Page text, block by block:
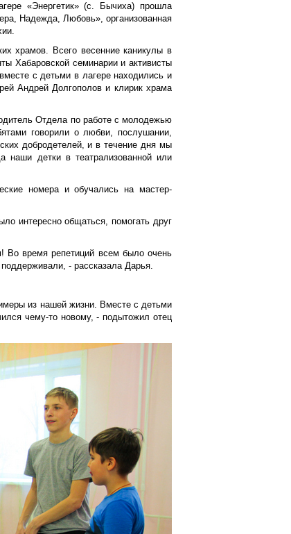
«Энергетик» (с. Бычиха) прошла
Надежда, Любовь», организованная
храмов. Всего весенние каникулы в
Хабаровской семинарии и активисты
с детьми в лагере находились и
Андрей Долгополов и клирик храма
Отдела по работе с молодежью
говорили о любви, послушании,
добродетелей, и в течение дня мы
наши детки в театрализованной или
номера и обучались на мастер-
интересно общаться, помогать друг
Во время репетиций всем было очень
- рассказала Дарья.
из нашей жизни. Вместе с детьми
чему-то новому, - подытожил отец